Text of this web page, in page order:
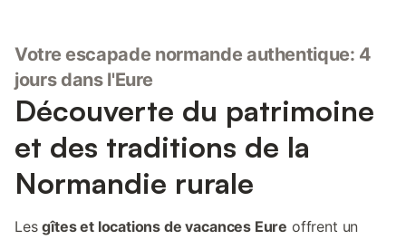
Votre escapade normande authentique: 4
jours dans l'Eure
Découverte du patrimoine
et des traditions de la
Normandie rurale
Lesgîtes et locations de vacances Eure offrent un